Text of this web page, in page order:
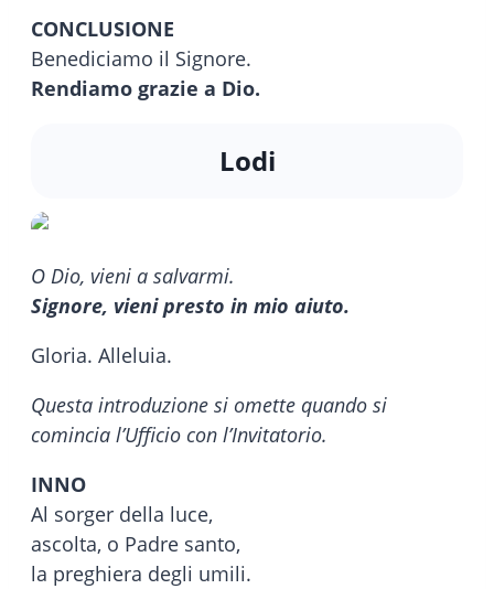
CONCLUSIONE
Benediciamo il Signore.
Rendiamo grazie a Dio.
Lodi
O Dio, vieni a salvarmi.
Signore, vieni presto in mio aiuto.
Gloria. Alleluia.
Questa introduzione si omette quando si
comincia l’Ufficio con l’Invitatorio.
INNO
Al sorger della luce,
ascolta, o Padre santo,
la preghiera degli umili.